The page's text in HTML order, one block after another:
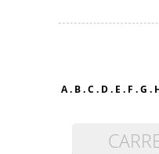
A. B.C . D. E . F .G .